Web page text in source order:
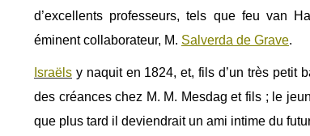
d’excellents professeurs, tels que feu van
éminent collaborateur, M. Salverda de Grave.
Israëls y naquit en 1824, et, fils d’un très petit
des créances chez M. M. Mesdag et fils ; le
que plus tard il deviendrait un ami intime du